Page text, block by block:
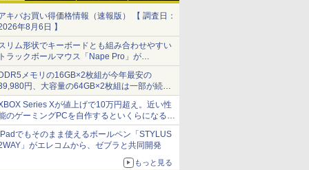
キバお買い得価格情報（速報版） 【 調査日：
年8月6日 】
リム形状でキーボードとも組み合わせやすい
ラックボールマウス「Nape Pro」が
から
メモリの16GB×2枚組が今年最安の
円、大容量の64GB×2枚組は一部が続騰
月前半のメモリ価格]
Series Xが値上げで10万円超え。近い性
のゲーミングPCを自作するといくらになる？
石田賀津男の『酒の肴にPCゲーム』】
でもそのまま使えるボールペン「STYLUS
」がエレコムから、ゼブラと共同開発
もっと見る